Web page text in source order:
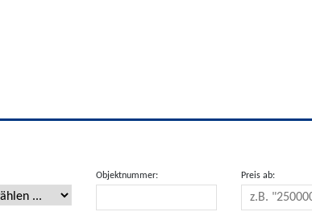
Objektnummer: Preis ab: